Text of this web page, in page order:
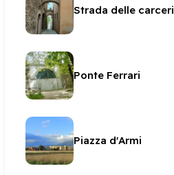
Strada delle carceri
Ponte Ferrari
Piazza d'Armi